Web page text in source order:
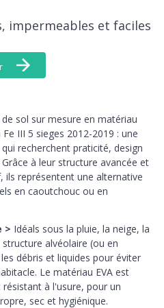
impermeables et faciles
sol sur mesure en matériau
III 5 sieges 2012-2019 : une
recherchent praticité, design
à leur structure avancée et
représentent une alternative
en caoutchouc ou en
> Idéals sous la pluie, la neige, la
alvéolaire (ou en
débris et liquides pour éviter
Le matériau EVA est
à l'usure, pour un
sec et hygiénique.